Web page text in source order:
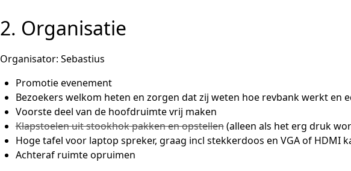
2. Organisatie
Organisator: Sebastius
Promotie evenement
Bezoekers welkom heten en zorgen dat zij weten hoe revbank werkt en
Voorste deel van de hoofdruimte vrij maken
Klapstoelen uit stookhok pakken en opstellen(alleen als het erg druk
Hoge tafel voor laptop spreker, graag incl stekkerdoos en VGA of HDMI
Achteraf ruimte opruimen